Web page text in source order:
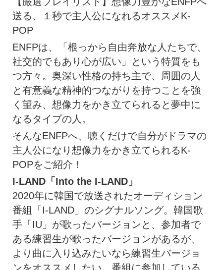
送る、１秒で主人公になれるオススメK-
POP
ENFPは、「根っから自由奔放な人たちで、
社交的でもあり心が広い」という特質をも
つ方々。奥深い性格の持ち主で、周囲の人
と有意義な精神的つながりを持つことを強
く望み、想像力をかき立てられると夢中に
なるタイプの人。
そんなENFPへ、聴くだけで自分がドラマの
主人公になり想像力をかき立てられるK-
POPをご紹介！
I-LAND「Into the I-LAND」
2020年に韓国で放送されたオーディション
番組「I-LAND」のシグナルソング。韓国歌
手「IU」が歌ったバージョンと、参加者で
ある練習生が歌ったバージョンがあるが、
より曲に入り込みたいなら練習生バージョ
ンをオススメしたい。番組に参加している